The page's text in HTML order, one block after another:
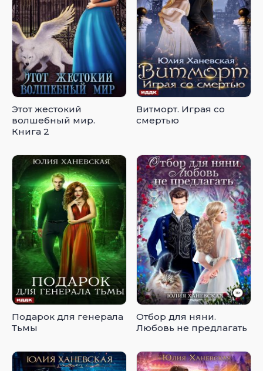
Этот жестокий
волшебный мир.
Книга 2
Витморт. Играя со
смертью
Подарок для генерала
Тьмы
Отбор для няни.
Любовь не предлагать